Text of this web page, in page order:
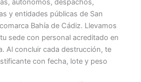
autónomos, despachos,
y entidades públicas de San
Bahía de Cádiz. Llevamos
sede con personal acreditado en
Al concluir cada destrucción, te
con fecha, lote y peso